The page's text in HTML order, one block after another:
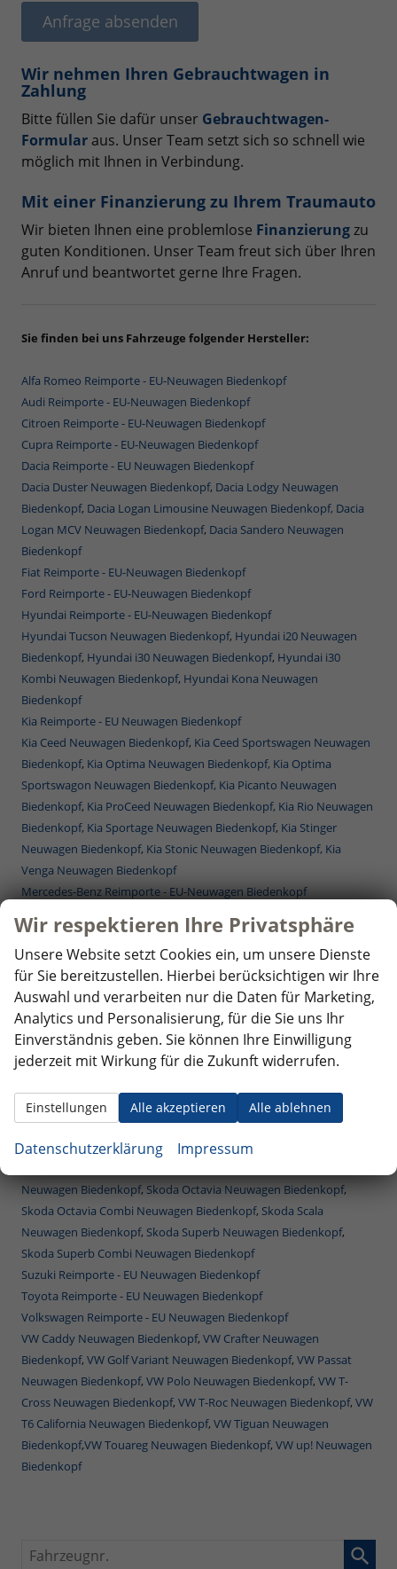
Anfrage absenden
Wir nehmen Ihren Gebrauchtwagen in
Zahlung
Bitte füllen Sie dafür unser Gebrauchtwagen-
Formular aus. Unser Team setzt sich so schnell wie
möglich mit Ihnen in Verbindung.
Mit einer Finanzierung zu Ihrem Traumauto
Wir bieten Ihnen eine problemlose Finanzierungzu
guten Konditionen. Unser Team freut sich über Ihren
Anruf und beantwortet gerne Ihre Fragen.
Sie finden bei uns Fahrzeuge folgender Hersteller:
Alfa Romeo Reimporte - EU-Neuwagen Biedenkopf
Audi Reimporte - EU-Neuwagen Biedenkopf
Citroen Reimporte - EU-Neuwagen Biedenkopf
Cupra Reimporte - EU-Neuwagen Biedenkopf
Dacia Reimporte - EU Neuwagen Biedenkopf
Dacia Duster Neuwagen Biedenkopf, Dacia Lodgy Neuwagen
Biedenkopf, Dacia Logan Limousine Neuwagen Biedenkopf, Dacia
Logan MCV Neuwagen Biedenkopf, Dacia Sandero Neuwagen
Biedenkopf
Fiat Reimporte - EU-Neuwagen Biedenkopf
Ford Reimporte - EU-Neuwagen Biedenkopf
Hyundai Reimporte - EU-Neuwagen Biedenkopf
Hyundai Tucson Neuwagen Biedenkopf, Hyundai i20 Neuwagen
Biedenkopf, Hyundai i30 Neuwagen Biedenkopf, Hyundai i30
Kombi Neuwagen Biedenkopf, Hyundai Kona Neuwagen
Biedenkopf
Kia Reimporte - EU Neuwagen Biedenkopf
Kia Ceed Neuwagen Biedenkopf, Kia Ceed Sportswagen Neuwagen
Biedenkopf, Kia Optima Neuwagen Biedenkopf, Kia Optima
Sportswagon Neuwagen Biedenkopf, Kia Picanto Neuwagen
Biedenkopf, Kia ProCeed Neuwagen Biedenkopf, Kia Rio Neuwagen
Biedenkopf, Kia Sportage Neuwagen Biedenkopf, Kia Stinger
Neuwagen Biedenkopf, Kia Stonic Neuwagen Biedenkopf, Kia
Venga Neuwagen Biedenkopf
Mercedes-Benz Reimporte - EU-Neuwagen Biedenkopf
Opel Reimporte - EU Neuwagen Biedenkopf
Peugeot Reimporte - EU Neuwagen Biedenkopf
Renault Reimporte - EU Neuwagen Biedenkopf
Seat Reimporte - EU Neuwagen Biedenkopf
Seat Alhambra Neuwagen Biedenkopf, Seat Arona Combi
Neuwagen Biedenkopf,Seat Ateca Neuwagen Biedenkopf,Seat
Ibiza Neuwagen Biedenkopf,Seat Leon Neuwagen Biedenkopf
Neuwagen Biedenkopf
Skoda Reimporte - EU Neuwagen Biedenkopf
Skoda Fabia Neuwagen Biedenkopf,Skoda Fabia Combi Neuwagen
Neuwagen Biedenkopf, Skoda Octavia Neuwagen Biedenkopf,
Skoda Octavia Combi Neuwagen Biedenkopf, Skoda Scala
Neuwagen Biedenkopf, Skoda Superb Neuwagen Biedenkopf,
Skoda Superb Combi Neuwagen Biedenkopf
Suzuki Reimporte - EU Neuwagen Biedenkopf
Toyota Reimporte - EU Neuwagen Biedenkopf
Volkswagen Reimporte - EU Neuwagen Biedenkopf
VW Caddy Neuwagen Biedenkopf, VW Crafter Neuwagen
Biedenkopf, VW Golf Variant Neuwagen Biedenkopf, VW Passat
Neuwagen Biedenkopf, VW Polo Neuwagen Biedenkopf, VW T-
Cross Neuwagen Biedenkopf, VW T-Roc Neuwagen Biedenkopf, VW
T6 California Neuwagen Biedenkopf, VW Tiguan Neuwagen
Biedenkopf,VW Touareg Neuwagen Biedenkopf, VW up! Neuwagen
Biedenkopf
Fahrzeugnr.
Wir respektieren Ihre Privatsphäre
Unsere Website setzt Cookies ein, um unsere Dienste
für Sie bereitzustellen. Hierbei berücksichtigen wir Ihre
Auswahl und verarbeiten nur die Daten für Marketing,
Analytics und Personalisierung, für die Sie uns Ihr
Einverständnis geben. Sie können Ihre Einwilligung
jederzeit mit Wirkung für die Zukunft widerrufen.
Alle akzeptieren Alle ablehnen
Einstellungen
Datenschutzerklärung Impressum